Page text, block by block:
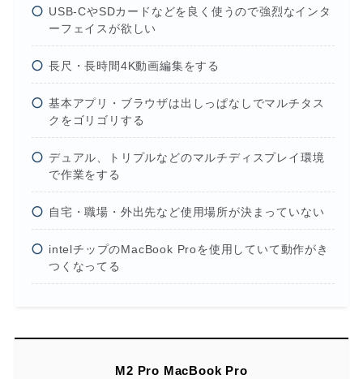
USB-CやSDカードなどを良く使うので強烈なインタ
ーフェイスが欲しい
長尺・長時間4K動画編集をする
基本アプリ・ブラウザは出しっぱなしでマルチタス
クをゴリゴリする
デュアル、トリプルなどのマルチディスプレイ環境
で作業をする
自宅・職場・外出先など使用場所が決まっていない
intelチップのMacBook Proを使用していて動作がき
つくなってる
M2 Pro MacBook Pro